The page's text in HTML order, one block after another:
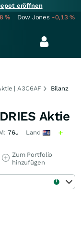
eröffnen
% Dow Jones -0,13%
| A3C6AF Bilanz
Aktie
76J Land
Zum Portfolio
hinzufügen